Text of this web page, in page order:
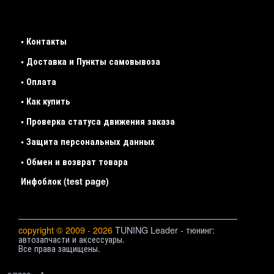
• Контакты
• Доставка и Пункты самовывоза
• Оплата
• Как купить
• Проверка статуса движения заказа
• Защита персональных данных
• Обмен и возврат товара
Инфоблок (test page)
copyright © 2009 - 2026 TUNING Leader - тюнинг:
автозапчасти и аксессуары.
Все права защищены.